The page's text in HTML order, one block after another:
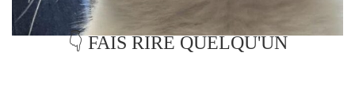
👇 FAIS RIRE QUELQU'UN